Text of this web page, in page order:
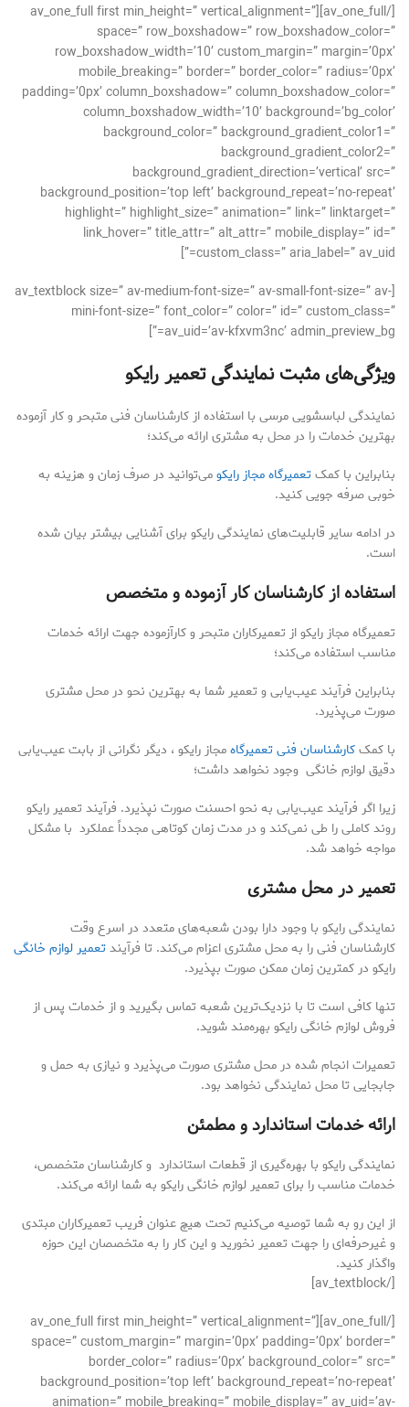
[/av_one_full][av_one_full first min_height=” vertical_alignment=”
space=” row_boxshadow=” row_boxshadow_color=”
row_boxshadow_width=’10’ custom_margin=” margin=’0px’
mobile_breaking=” border=” border_color=” radius=’0px’
padding=’0px’ column_boxshadow=” column_boxshadow_color=”
column_boxshadow_width=’10’ background=’bg_color’
background_color=” background_gradient_color1=”
background_gradient_color2=”
background_gradient_direction=’vertical’ src=”
background_position=’top left’ background_repeat=’no-repeat’
highlight=” highlight_size=” animation=” link=” linktarget=”
link_hover=” title_attr=” alt_attr=” mobile_display=” id=”
custom_class=” aria_label=” av_uid=”]
[av_textblock size=” av-medium-font-size=” av-small-font-size=” av-
mini-font-size=” font_color=” color=” id=” custom_class=”
av_uid=’av-kfxvm3nc’ admin_preview_bg=”]
ویژگی‌های مثبت نمایندگی تعمیر رایکو
نمایندگی لباسشویی مرسی با استفاده از کارشناسان فنی متبحر و کار آزموده
بهترین خدمات را در محل به مشتری ارائه می‌کند؛
بنابراین با کمکتعمیرگاه مجاز رایکومی‌توانید در صرف زمان و هزینه به
خوبی صرفه جویی کنید.
در ادامه سایر قابلیت‌های نمایندگی رایکو برای آشنایی بیشتر بیان شده
است.
استفاده از کارشناسان کار آزموده و متخصص
تعمیرگاه مجاز رایکو از تعمیرکاران متبحر و کارآزموده جهت ارائه خدمات
مناسب استفاده می‌کند؛
بنابراین فرآیند عیب‌یابی و تعمیر شما به بهترین نحو در محل مشتری
صورت می‌پذیرد.
با کمککارشناسان فنی تعمیرگاهمجاز رایکو ، دیگر نگرانی از بابت عیب‌یابی
دقیق لوازم خانگی وجود نخواهد داشت؛
زیرا اگر فرآیند عیب‌یابی به نحو احسنت صورت نپذیرد. فرآیند تعمیر رایکو
روند کاملی را طی نمی‌کند و در مدت زمان کوتاهی مجدداً عملکرد با مشکل
مواجه خواهد شد.
تعمیر در محل مشتری
نمایندگی رایکو با وجود دارا بودن شعبه‌های متعدد در اسرع وقت
کارشناسان فنی را به محل مشتری اعزام می‌کند. تا فرآیندتعمیر لوازم خانگی
رایکو در کمترین زمان ممکن صورت بپذیرد.
تنها کافی است تا با نزدیک‌ترین شعبه تماس بگیرید و از خدمات پس از
فروش لوازم خانگی رایکو بهره‌مند شوید.
تعمیرات انجام شده در محل مشتری صورت می‌پذیرد و نیازی به حمل و
جابجایی تا محل نمایندگی نخواهد بود.
ارائه خدمات استاندارد و مطمئن
نمایندگی رایکو با بهره‌گیری از قطعات استاندارد و کارشناسان متخصص،
خدمات مناسب را برای تعمیر لوازم خانگی رایکو به شما ارائه می‌کند.
از این رو به شما توصیه می‌کنیم تحت هیچ عنوان فریب تعمیرکاران مبتدی
و غیرحرفه‌ای را جهت تعمیر نخورید و این کار را به متخصصان این حوزه
واگذار کنید.
[/av_textblock]
[/av_one_full][av_one_full first min_height=” vertical_alignment=”
space=” custom_margin=” margin=’0px’ padding=’0px’ border=”
border_color=” radius=’0px’ background_color=” src=”
background_position=’top left’ background_repeat=’no-repeat’
animation=” mobile_breaking=” mobile_display=” av_uid=’av-